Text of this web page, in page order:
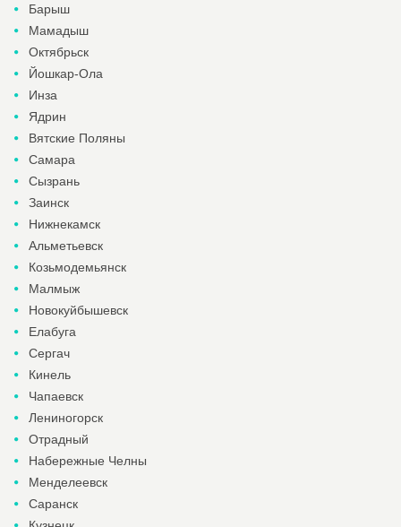
Барыш
Мамадыш
Октябрьск
Йошкар-Ола
Инза
Ядрин
Вятские Поляны
Самара
Сызрань
Заинск
Нижнекамск
Альметьевск
Козьмодемьянск
Малмыж
Новокуйбышевск
Елабуга
Сергач
Кинель
Чапаевск
Лениногорск
Отрадный
Набережные Челны
Менделеевск
Саранск